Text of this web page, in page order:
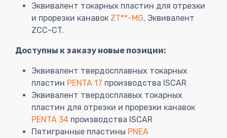
Эквивалент токарных пластин для отрезки
и прорезки канавок ZT**-MG. Эквивалент
ZCC-CT.
Доступны к заказу новые позиции:
Эквивалент твердосплавных токарных
пластин PENTA 17 производства ISCAR
Эквивалент твердосплавых токарных
пластин для отрезки и прорезки канавок
PENTA 34 производства ISCAR
Пятигранные пластины PNEA